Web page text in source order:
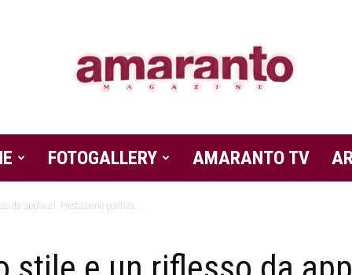
Amaranto
Magazine
FOTOGALLERY AMARANTO TV
da applausi. Prestazione positiva...